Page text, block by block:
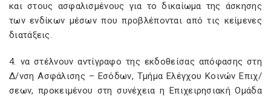
και στους ασφαλισμένους για το δικαίωμα της άσκησης
των ενδίκων μέσων που προβλέπονται από τις κείμενες
διατάξεις.
4. να στέλνουν αντίγραφο της εκδοθείσας απόφασης στη
Δ/νση Ασφάλισης – Εσόδων, Τμήμα Ελέγχου Κοινών Επιχ/
σεων, προκειμένου στη συνέχεια η Επιχειρησιακή Ομάδα